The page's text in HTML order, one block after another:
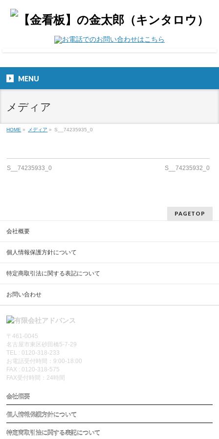
MENU
メディア
HOME » メディア » S__74235935_0
S__74235933_0 S__74235932_0
PAGETOP
会社概要
個人情報保護方針について
特定商取引法に関する表記について
お問い合わせ
〒461-0045
名古屋市東区砂田橋5-7-29
TEL : 0120-318-233
お電話受付時間：9:00-18:00
FAX : 0120-318-575
FAX受付時間：24時間
会社概要
個人情報保護方針について
特定商取引法に関する表記について